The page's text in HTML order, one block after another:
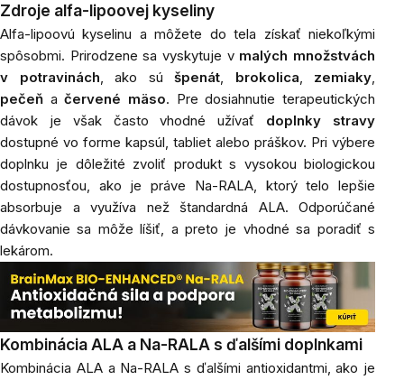
Zdroje alfa-lipoovej kyseliny
Alfa-lipoovú kyselinu a môžete do tela získať niekoľkými
spôsobmi. Prirodzene sa vyskytuje v malých množstvách
v potravinách, ako sú špenát, brokolica, zemiaky,
pečeň ačervené mäso. Pre dosiahnutie terapeutických
dávok je však často vhodné užívať doplnky stravy
dostupné vo forme kapsúl, tabliet alebo práškov. Pri výbere
doplnku je dôležité zvoliť produkt s vysokou biologickou
dostupnosťou, ako je práve Na-RALA, ktorý telo lepšie
absorbuje a využíva než štandardná ALA. Odporúčané
dávkovanie sa môže líšiť, a preto je vhodné sa poradiť s
lekárom.
Kombinácia ALA a Na-RALA s ďalšími doplnkami
Kombinácia ALA a Na-RALA s ďalšími antioxidantmi, ako je